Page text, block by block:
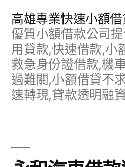
高雄專業快速小額
優質小額借款公司
用貸款,快速借款,小
救急身份證借款,機
過難關,小額借貸不
速轉現,貸款透明融